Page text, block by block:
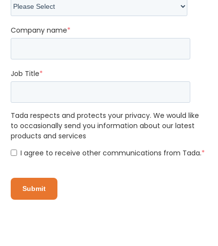
Company name*
Job Title*
Tada respects and protects your privacy. We would like
to occasionally send you information about our latest
products and services
I agree to receive other communications from Tada.*